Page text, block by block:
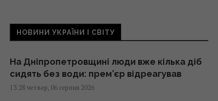
НОВИНИ УКРАЇНИ І СВІТУ
На Дніпропетровщині люди вже кілька діб
сидять без води: прем’єр відреагував
13:28 четвер, 06 серпня 2026